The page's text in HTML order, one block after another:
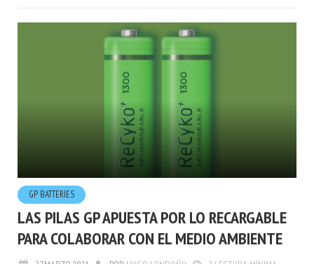
GP BATTERIES
LAS PILAS GP APUESTA POR LO RECARGABLE
PARA COLABORAR CON EL MEDIO AMBIENTE
27.MARZO.2021 POR HUGO LONDOÑO 2 LECTURA MÍNIMA